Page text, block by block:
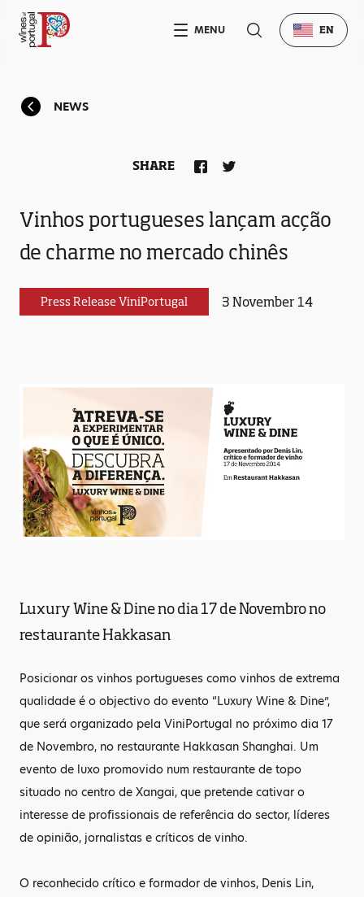
NEWS
Vinhos portugueses lançam acção
de charme no mercado chinês
Press Release ViniPortugal 3 November 14
SHARE
Luxury Wine & Dine no dia 17 de Novembro no
restaurante Hakkasan
Posicionar os vinhos portugueses como vinhos de extrema
qualidade é o objectivo do evento “Luxury Wine & Dine”,
que será organizado pela ViniPortugal no próximo dia 17
de Novembro, no restaurante Hakkasan Shanghai. Um
evento de luxo promovido num restaurante de topo
situado no centro de Xangai, que pretende cativar o
interesse de profissionais de referência do sector, líderes
de opinião, jornalistas e críticos de vinho.
O reconhecido crítico e formador de vinhos, Denis Lin,
MENU EN